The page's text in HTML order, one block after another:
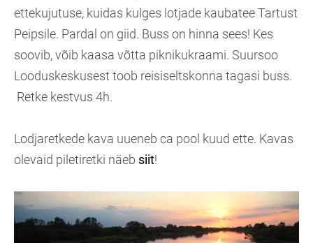
ettekujutuse, kuidas kulges lotjade kaubatee Tartust
Peipsile. Pardal on giid. Buss on hinna sees! Kes
soovib, võib kaasa võtta piknikukraami. Suursoo
Looduskeskusest toob reisiseltskonna tagasi buss.
Retke kestvus 4h.
Lodjaretkede kava uueneb ca pool kuud ette. Kavas
olevaid piletiretki näeb siit!